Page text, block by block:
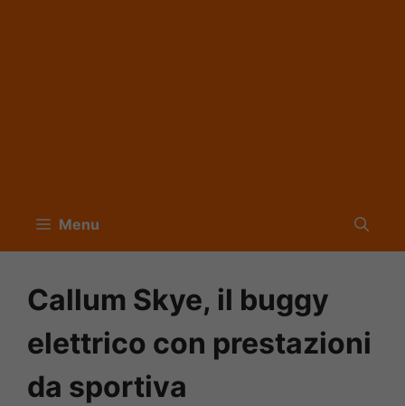
Menu
Callum Skye, il buggy
elettrico con prestazioni
da sportiva